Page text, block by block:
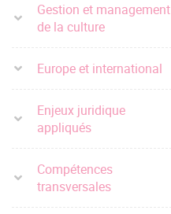
Gestion et management
de la culture
Europe et international
Enjeux juridique
appliqués
Compétences
transversales